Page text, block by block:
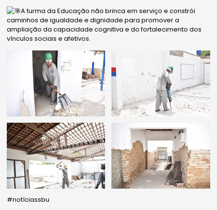
A turma da Educação não brinca em serviço e constrói
caminhos de igualdade e dignidade para promover a
ampliação da capacidade cognitiva e do fortalecimento dos
vínculos sociais e afetivos.
#notíciassbu